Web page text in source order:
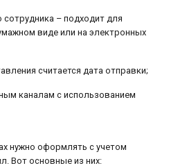
сотрудника – подходит для
виде или на электронных
считается дата отправки;
каналам с использованием
нужно оформлять с учетом
Вот основные из них: